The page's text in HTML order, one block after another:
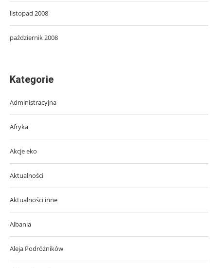
listopad 2008
październik 2008
Kategorie
Administracyjna
Afryka
Akcje eko
Aktualności
Aktualności inne
Albania
Aleja Podróżników